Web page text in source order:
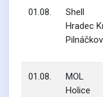
01.08.
Shell
Hradec
01.08.
MOL
Holice